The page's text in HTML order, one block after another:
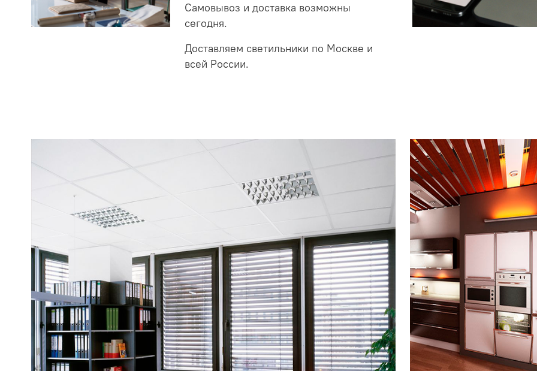
Самовывоз и доставка возможны
сегодня.
Доставляем светильники по Москве и
всей России.